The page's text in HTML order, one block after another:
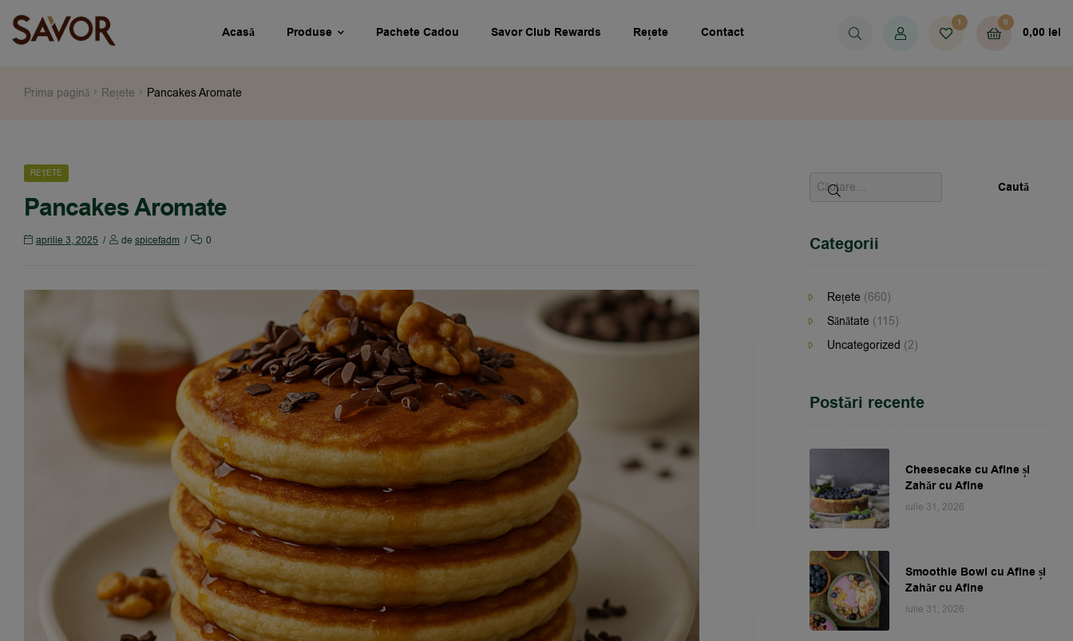
Acasă Produse Pachete Cadou Savor Club Rewards Rețete Contact
1 0
0,00 lei
Prima pagină Rețete Pancakes Aromate
REȚETE
Pancakes Aromate
aprilie 3, 2025 de spicefadm 0 Categorii
Rețete (660)
Sănătate (115)
Uncategorized (2)
Postări recente
Cheesecake cu Afine și
Zahăr cu Afine
iulie 31, 2026
Smoothie Bowl cu Afine și
Zahăr cu Afine
iulie 31, 2026